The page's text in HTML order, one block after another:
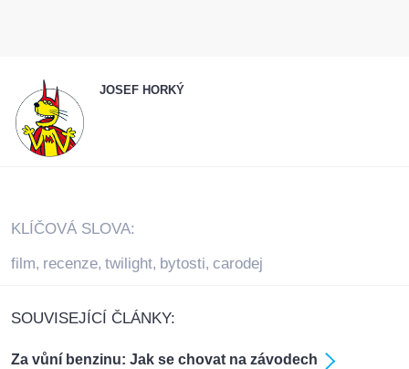
JOSEF HORKÝ
KLÍČOVÁ SLOVA:
film, recenze, twilight, bytosti, carodej
SOUVISEJÍCÍ ČLÁNKY:
Za vůní benzinu: Jak se chovat na závodech